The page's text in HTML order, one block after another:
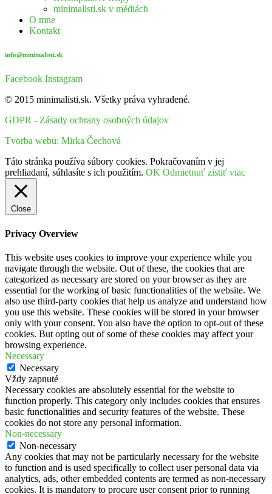
minimalisti.sk v médiách
O mne
Kontakt
info@minimalisti.sk
Facebook Instagram
© 2015 minimalisti.sk. Všetky práva vyhradené.
GDPR - Zásady ochrany osobných údajov
Tvorba webu: Mirka Čechová
Táto stránka používa súbory cookies. Pokračovaním v jej
prehliadaní, súhlasíte s ich použitím. OK Odmietnuť zistiť viac
Close
Privacy Overview
This website uses cookies to improve your experience while you
navigate through the website. Out of these, the cookies that are
categorized as necessary are stored on your browser as they are
essential for the working of basic functionalities of the website. We
also use third-party cookies that help us analyze and understand how
you use this website. These cookies will be stored in your browser
only with your consent. You also have the option to opt-out of these
cookies. But opting out of some of these cookies may affect your
browsing experience.
Necessary
Necessary
Vždy zapnuté
Necessary cookies are absolutely essential for the website to
function properly. This category only includes cookies that ensures
basic functionalities and security features of the website. These
cookies do not store any personal information.
Non-necessary
Non-necessary
Any cookies that may not be particularly necessary for the website
to function and is used specifically to collect user personal data via
analytics, ads, other embedded contents are termed as non-necessary
cookies. It is mandatory to procure user consent prior to running